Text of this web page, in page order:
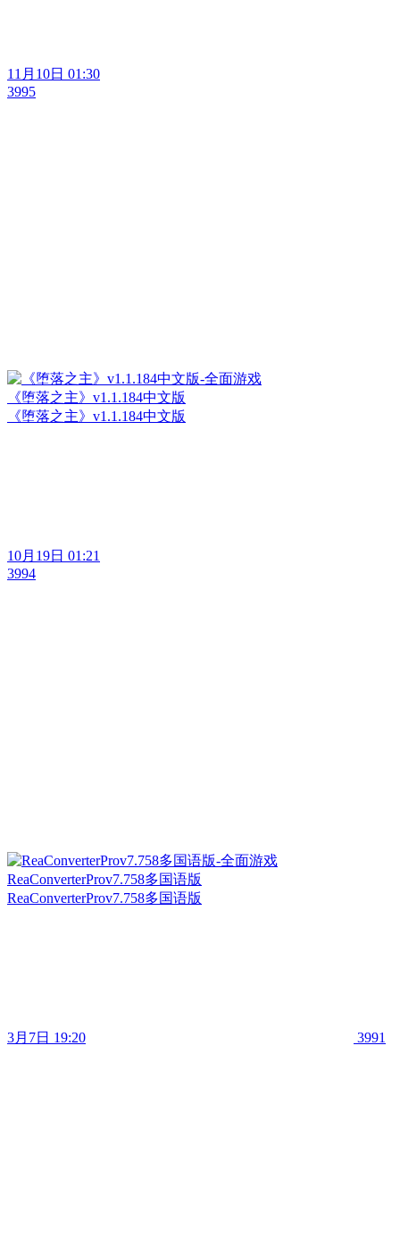
11月10日 01:30
3995
《堕落之主》v1.1.184中文版
《堕落之主》v1.1.184中文版
10月19日 01:21
3994
ReaConverterProv7.758多国语版
ReaConverterProv7.758多国语版
3月7日 19:20 3991